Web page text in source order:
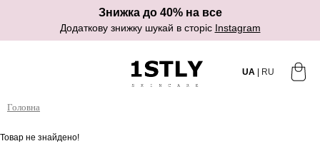
Знижка до 40% на все
Додаткову знижку шукай в сторіс Instagram
UA RU
Головна
Товар не знайдено!